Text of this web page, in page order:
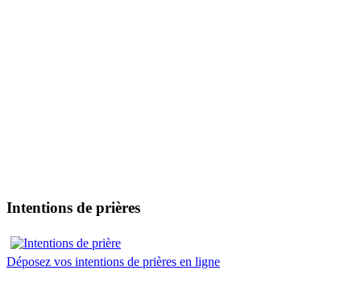
Intentions de prières
Déposez vos intentions de prières en ligne